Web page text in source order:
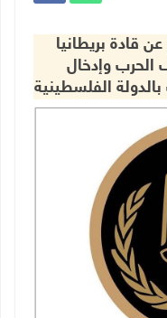
قادة بريطانيا
الحرب وإدخال
الفلسطينية